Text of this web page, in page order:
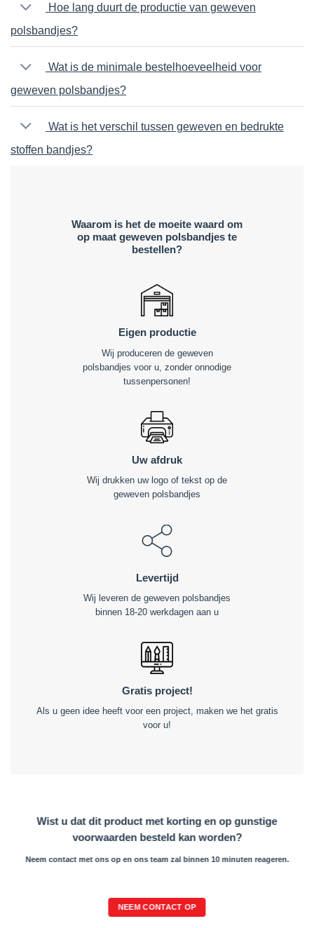
Hoe lang duurt de productie van geweven
polsbandjes?
Wat is de minimale bestelhoeveelheid voor
geweven polsbandjes?
Wat is het verschil tussen geweven en bedrukte
stoffen bandjes?
Waarom is het de moeite waard om
op maat geweven polsbandjes te
bestellen?
Eigen productie
Wij produceren de geweven
polsbandjes voor u, zonder onnodige
tussenpersonen!
Uw afdruk
Wij drukken uw logo of tekst op de
geweven polsbandjes
Levertijd
Wij leveren de geweven polsbandjes
binnen 18-20 werkdagen aan u
Gratis project!
Als u geen idee heeft voor een project, maken we het gratis
voor u!
Wist u dat dit product met korting en op gunstige
voorwaarden besteld kan worden?
Neem contact met ons op en ons team zal binnen 10 minuten reageren.
NEEM CONTACT OP